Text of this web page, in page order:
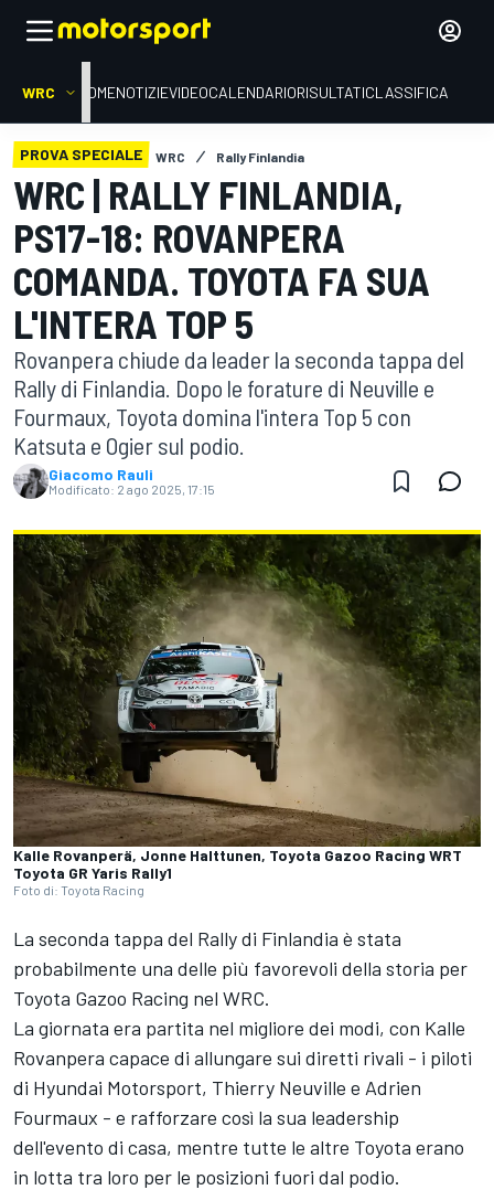
WRC HOMENOTIZIEVIDEOCALENDARIORISULTATICLASSIFICA
PROVA SPECIALE WRC Rally Finlandia
WRC | RALLY FINLANDIA,
PS17-18: ROVANPERA
COMANDA. TOYOTA FA SUA
L'INTERA TOP 5
Rovanpera chiude da leader la seconda tappa del
Rally di Finlandia. Dopo le forature di Neuville e
Fourmaux, Toyota domina l'intera Top 5 con
Katsuta e Ogier sul podio.
Giacomo Rauli
Modificato: 2 ago 2025, 17:15
Kalle Rovanperä, Jonne Halttunen, Toyota Gazoo Racing WRT
Toyota GR Yaris Rally1
Foto di: Toyota Racing
La seconda tappa del Rally di Finlandia è stata
probabilmente una delle più favorevoli della storia per
Toyota Gazoo Racing nel WRC.
La giornata era partita nel migliore dei modi, con Kalle
Rovanpera capace di allungare sui diretti rivali - i piloti
di Hyundai Motorsport, Thierry Neuville e Adrien
Fourmaux - e rafforzare così la sua leadership
dell'evento di casa, mentre tutte le altre Toyota erano
in lotta tra loro per le posizioni fuori dal podio.